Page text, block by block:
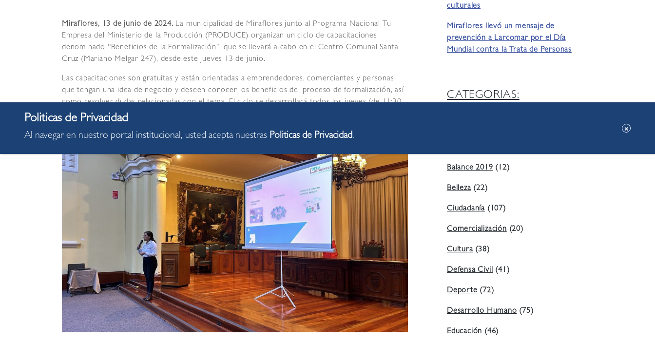
Miraflores, 13 de junio de 2024. La municipalidad de Miraflores junto al Programa Nacional Tu
Empresa del Ministerio de la Producción (PRODUCE) organizan un ciclo de capacitaciones
denominado “Beneficios de la Formalización”, que se llevará a cabo en el Centro Comunal Santa
Cruz (Mariano Melgar 247), desde este jueves 13 de junio.
Las capacitaciones son gratuitas y están orientadas a emprendedores, comerciantes y personas
que tengan una idea de negocio y deseen conocer los beneficios del proceso de formalización, así
como resolver dudas relacionadas con el tema. El ciclo se desarrollará todos los jueves (de 11:30
a.m. a 12:30 p.m.) hasta el próximo 8 de agosto, con ingreso libre y mostrando el DNI.
culturales
Miraflores llevó un mensaje de
prevención a Larcomar por el Día
Mundial contra la Trata de Personas
CATEGORIAS:
Balance 2019(12)
Belleza(22)
Ciudadanía (107)
Comercialización(20)
Cultura(38)
Defensa Civil(41)
Deporte(72)
Desarrollo Humano(75)
Educación(46)
Al navegar en nuestro portal institucional, usted acepta nuestras Politicas de Privacidad.